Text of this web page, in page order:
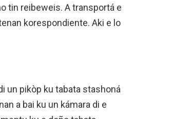
tin reibeweis. A transportá e
korespondiente. Aki e lo
un pikòp ku tabata stashoná
a bai ku un kámara di e